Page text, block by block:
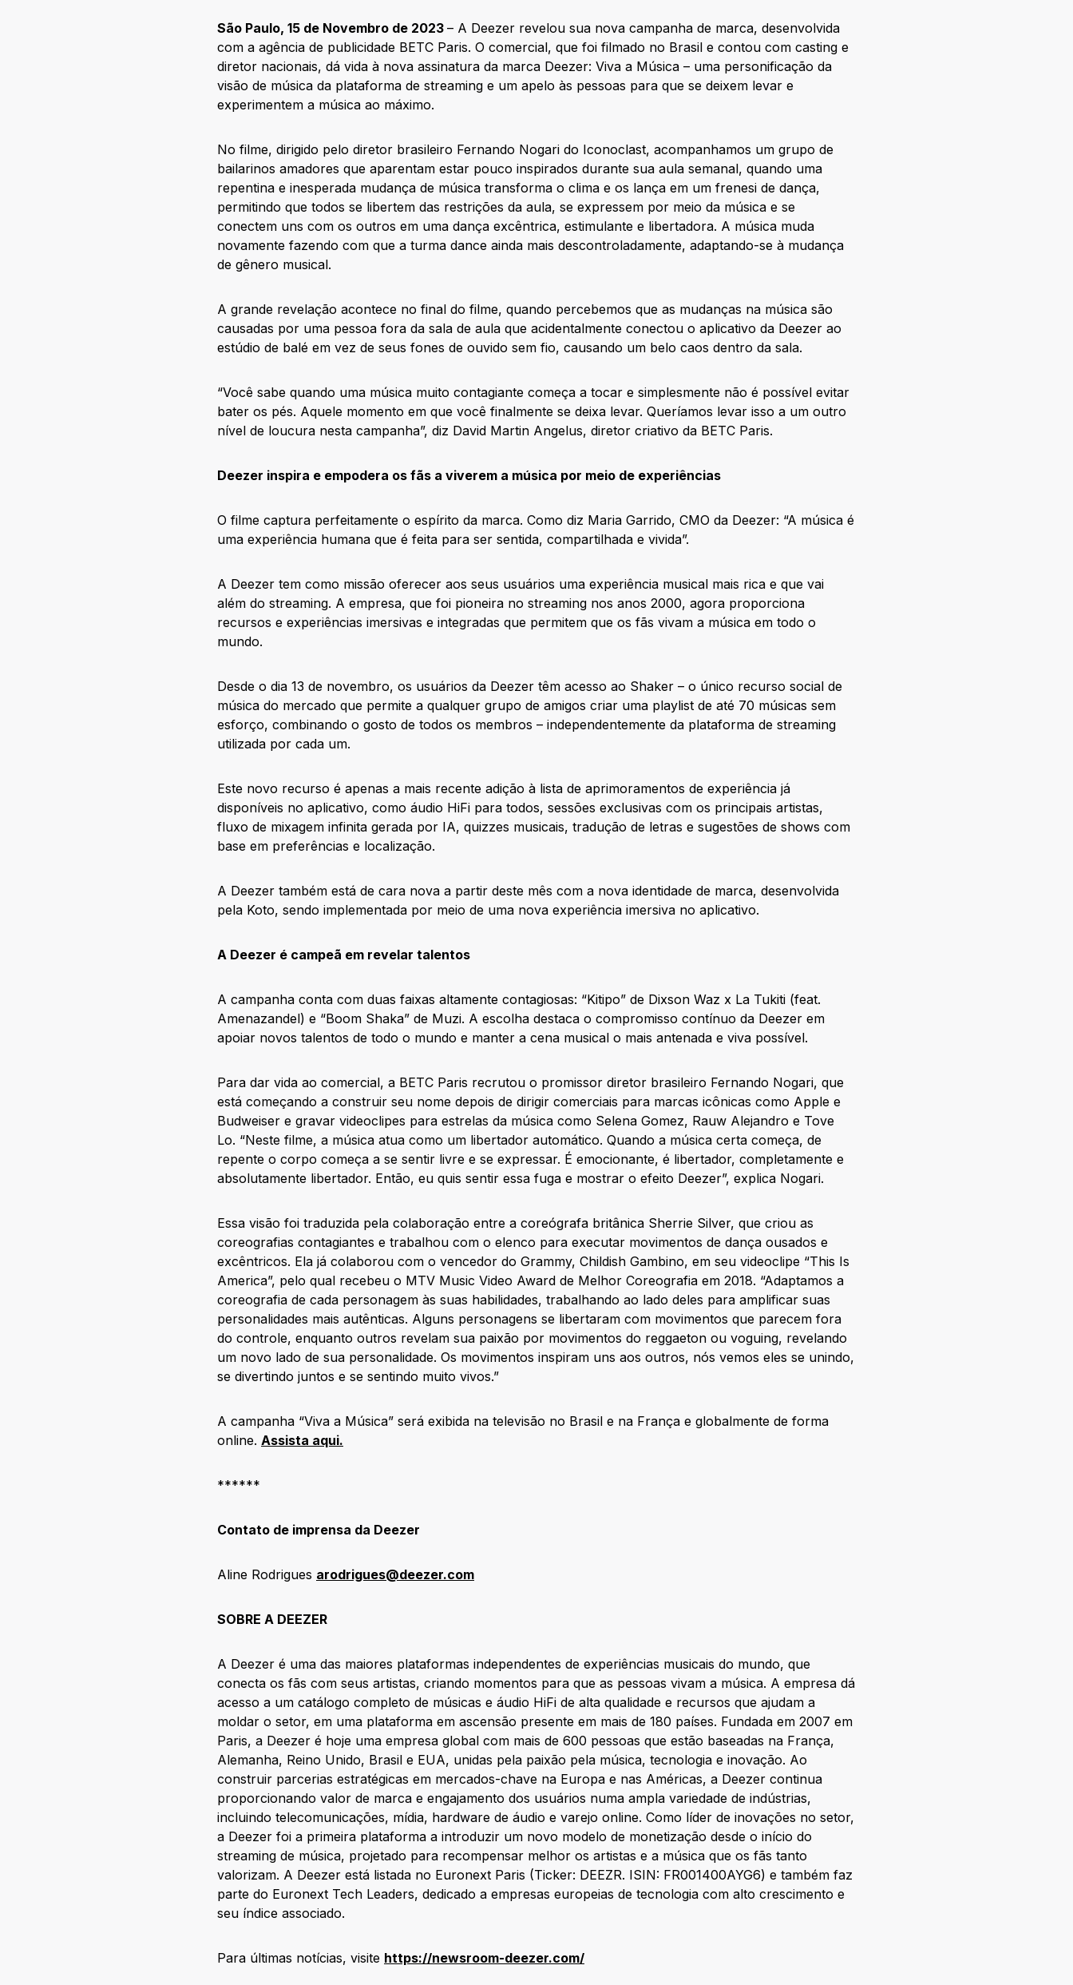
São Paulo, 15 de Novembro de 2023 – A Deezer revelou sua nova campanha de marca, desenvolvida
com a agência de publicidade BETC Paris. O comercial, que foi filmado no Brasil e contou com casting e
diretor nacionais, dá vida à nova assinatura da marca Deezer: Viva a Música – uma personificação da
visão de música da plataforma de streaming e um apelo às pessoas para que se deixem levar e
experimentem a música ao máximo.
No filme, dirigido pelo diretor brasileiro Fernando Nogari do Iconoclast, acompanhamos um grupo de
bailarinos amadores que aparentam estar pouco inspirados durante sua aula semanal, quando uma
repentina e inesperada mudança de música transforma o clima e os lança em um frenesi de dança,
permitindo que todos se libertem das restrições da aula, se expressem por meio da música e se
conectem uns com os outros em uma dança excêntrica, estimulante e libertadora. A música muda
novamente fazendo com que a turma dance ainda mais descontroladamente, adaptando-se à mudança
de gênero musical.
A grande revelação acontece no final do filme, quando percebemos que as mudanças na música são
causadas por uma pessoa fora da sala de aula que acidentalmente conectou o aplicativo da Deezer ao
estúdio de balé em vez de seus fones de ouvido sem fio, causando um belo caos dentro da sala.
“Você sabe quando uma música muito contagiante começa a tocar e simplesmente não é possível evitar
bater os pés. Aquele momento em que você finalmente se deixa levar. Queríamos levar isso a um outro
nível de loucura nesta campanha”, diz David Martin Angelus, diretor criativo da BETC Paris.
Deezer inspira e empodera os fãs a viverem a música por meio de experiências
O filme captura perfeitamente o espírito da marca. Como diz Maria Garrido, CMO da Deezer: “A música é
uma experiência humana que é feita para ser sentida, compartilhada e vivida”.
A Deezer tem como missão oferecer aos seus usuários uma experiência musical mais rica e que vai
além do streaming. A empresa, que foi pioneira no streaming nos anos 2000, agora proporciona
recursos e experiências imersivas e integradas que permitem que os fãs vivam a música em todo o
mundo.
Desde o dia 13 de novembro, os usuários da Deezer têm acesso ao Shaker – o único recurso social de
música do mercado que permite a qualquer grupo de amigos criar uma playlist de até 70 músicas sem
esforço, combinando o gosto de todos os membros – independentemente da plataforma de streaming
utilizada por cada um.
Este novo recurso é apenas a mais recente adição à lista de aprimoramentos de experiência já
disponíveis no aplicativo, como áudio HiFi para todos, sessões exclusivas com os principais artistas,
fluxo de mixagem infinita gerada por IA, quizzes musicais, tradução de letras e sugestões de shows com
base em preferências e localização.
A Deezer também está de cara nova a partir deste mês com a nova identidade de marca, desenvolvida
pela Koto, sendo implementada por meio de uma nova experiência imersiva no aplicativo.
A Deezer é campeã em revelar talentos
A campanha conta com duas faixas altamente contagiosas: “Kitipo” de Dixson Waz x La Tukiti (feat.
Amenazandel) e “Boom Shaka” de Muzi. A escolha destaca o compromisso contínuo da Deezer em
apoiar novos talentos de todo o mundo e manter a cena musical o mais antenada e viva possível.
Para dar vida ao comercial, a BETC Paris recrutou o promissor diretor brasileiro Fernando Nogari, que
está começando a construir seu nome depois de dirigir comerciais para marcas icônicas como Apple e
Budweiser e gravar videoclipes para estrelas da música como Selena Gomez, Rauw Alejandro e Tove
Lo. “Neste filme, a música atua como um libertador automático. Quando a música certa começa, de
repente o corpo começa a se sentir livre e se expressar. É emocionante, é libertador, completamente e
absolutamente libertador. Então, eu quis sentir essa fuga e mostrar o efeito Deezer”, explica Nogari.
Essa visão foi traduzida pela colaboração entre a coreógrafa britânica Sherrie Silver, que criou as
coreografias contagiantes e trabalhou com o elenco para executar movimentos de dança ousados ​​e
excêntricos. Ela já colaborou com o vencedor do Grammy, Childish Gambino, em seu videoclipe “This Is
America”, pelo qual recebeu o MTV Music Video Award de Melhor Coreografia em 2018. “Adaptamos a
coreografia de cada personagem às suas habilidades, trabalhando ao lado deles para amplificar suas
personalidades mais autênticas. Alguns personagens se libertaram com movimentos que parecem fora
do controle, enquanto outros revelam sua paixão por movimentos do reggaeton ou voguing, revelando
um novo lado de sua personalidade. Os movimentos inspiram uns aos outros, nós vemos eles se unindo,
se divertindo juntos e se sentindo muito vivos.”
A campanha “Viva a Música” será exibida na televisão no Brasil e na França e globalmente de forma
online. Assista aqui.
******
Contato de imprensa da Deezer
Aline Rodrigues arodrigues@deezer.com
SOBRE A DEEZER
A Deezer é uma das maiores plataformas independentes de experiências musicais do mundo, que
conecta os fãs com seus artistas, criando momentos para que as pessoas vivam a música. A empresa dá
acesso a um catálogo completo de músicas e áudio HiFi de alta qualidade e recursos que ajudam a
moldar o setor, em uma plataforma em ascensão presente em mais de 180 países. Fundada em 2007 em
Paris, a Deezer é hoje uma empresa global com mais de 600 pessoas que estão baseadas na França,
Alemanha, Reino Unido, Brasil e EUA, unidas pela paixão pela música, tecnologia e inovação. Ao
construir parcerias estratégicas em mercados-chave na Europa e nas Américas, a Deezer continua
proporcionando valor de marca e engajamento dos usuários numa ampla variedade de indústrias,
incluindo telecomunicações, mídia, hardware de áudio e varejo online. Como líder de inovações no setor,
a Deezer foi a primeira plataforma a introduzir um novo modelo de monetização desde o início do
streaming de música, projetado para recompensar melhor os artistas e a música que os fãs tanto
valorizam. A Deezer está listada no Euronext Paris (Ticker: DEEZR. ISIN: FR001400AYG6) e também faz
parte do Euronext Tech Leaders, dedicado a empresas europeias de tecnologia com alto crescimento e
seu índice associado.
Para últimas notícias, visite https://newsroom-deezer.com/